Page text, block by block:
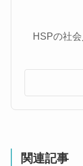
HSPの社
関連記事